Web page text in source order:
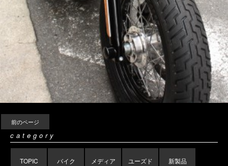
前のページ
category
TOPIC バイク メディア ユーズド 新製品